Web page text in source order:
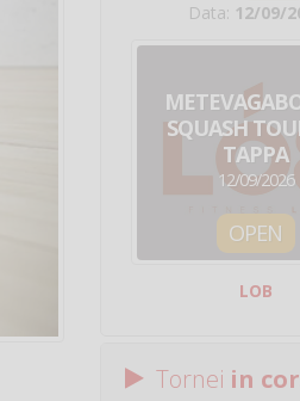
Data: 12/09/
SQUASH
TAPPA
12/09/2026
OPEN
LOB
Tornei in